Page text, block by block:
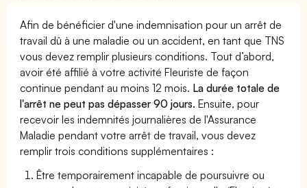
Afin de bénéficier d'une indemnisation pour un arrêt de
travail dû à une maladie ou un accident, en tant que TNS
vous devez remplir plusieurs conditions. Tout d’abord,
avoir été affilié à votre activité Fleuriste de façon
continue pendant au moins 12 mois. La durée totale de
l'arrêt ne peut pas dépasser 90 jours. Ensuite, pour
recevoir les indemnités journalières de l'Assurance
Maladie pendant votre arrêt de travail, vous devez
remplir trois conditions supplémentaires :
Être temporairement incapable de poursuivre ou